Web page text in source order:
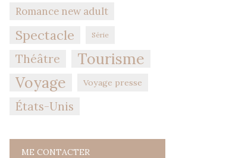
Romance new adult
Spectacle Série
Théâtre
Tourisme
Voyage
Voyage presse
États-Unis
ME CONTACTER